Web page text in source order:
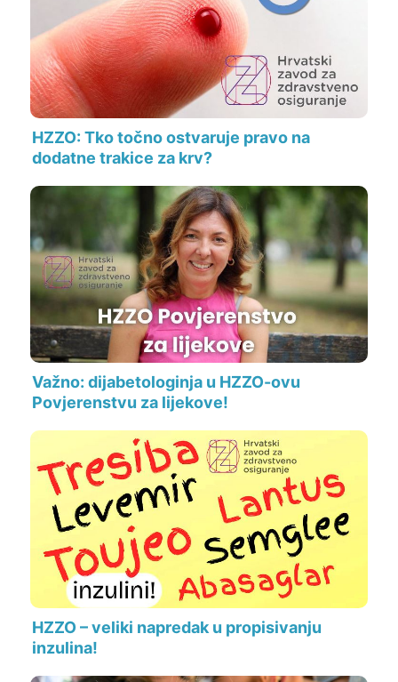
HZZO: Tko točno ostvaruje pravo na
dodatne trakice za krv?
Važno: dijabetologinja u HZZO-ovu
Povjerenstvu za lijekove!
HZZO – veliki napredak u propisivanju
inzulina!